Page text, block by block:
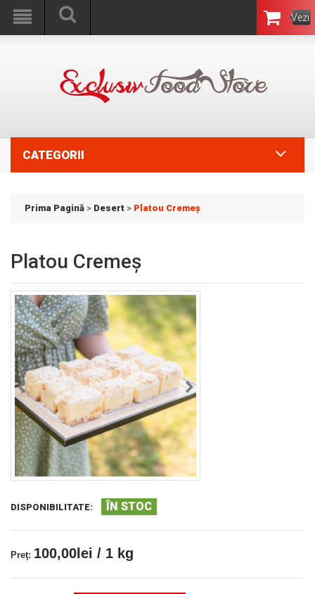
Vezi
Coşul
CATEGORII
Prima Pagină > Desert > Platou Cremeș
Platou Cremeș
DISPONIBILITATE: ÎN STOC
Preţ: 100,00lei / 1 kg